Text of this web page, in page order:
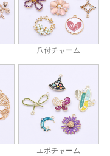
爪付チャーム
エポチャーム